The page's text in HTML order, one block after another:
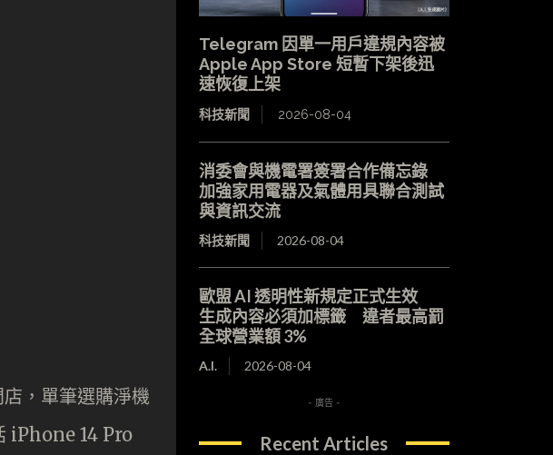
，單筆選購淨機
iPhone 14 Pro
Telegram 因單一用戶違規內容被
Apple App Store 短暫下架後迅
速恢復上架
科技新聞 2026-08-04
消委會與機電署簽署合作備忘錄
加強家用電器及氣體用具聯合測試
與資訊交流
科技新聞 2026-08-04
歐盟 AI 透明性新規定正式生效
生成內容必須加標籤 違者最高罰
全球營業額 3%
A.I. 2026-08-04
- 廣告 -
Recent Articles